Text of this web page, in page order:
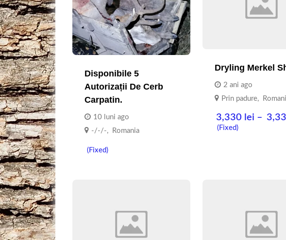
Disponibile 5
Autorizații De Cerb
Carpatin.
10 luni ago
-/-/-, Romania
(Fixed)
Dryling Merkel
2 ani ago
Prin padure,
3,330 lei –
(Fixed)